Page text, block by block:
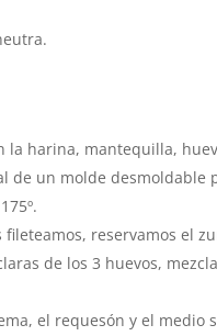
la harina, mantequilla,
de un molde
fileteamos, reservamos el
de los 3 huevos,
el requesón y el